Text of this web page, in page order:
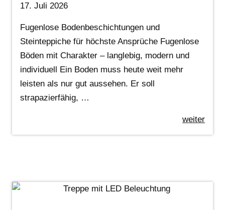
17. Juli 2026
Fugenlose Bodenbeschichtungen und
Steinteppiche für höchste Ansprüche Fugenlose
Böden mit Charakter – langlebig, modern und
individuell Ein Boden muss heute weit mehr
leisten als nur gut aussehen. Er soll
strapazierfähig, …
weiter